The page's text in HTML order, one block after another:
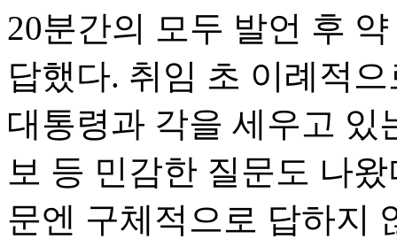
20분간의 모두 발언 후
답했다. 취임 초 이례적
대통령과 각을 세우고 있
보 등 민감한 질문도 나
문엔 구체적으로 답하지